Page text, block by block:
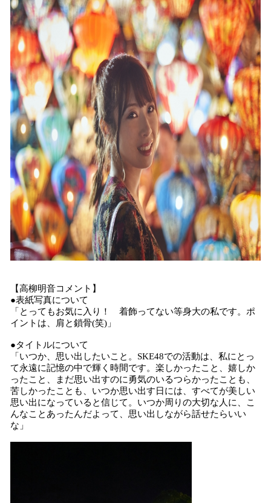
【高柳明音コメント】
●表紙写真について
「とってもお気に入り！ 着飾ってない等身大の私です。ポ
イントは、肩と鎖骨(笑)」
●タイトルについて
「いつか、思い出したいこと。SKE48での活動は、私にとっ
て永遠に記憶の中で輝く時間です。楽しかったこと、嬉しか
ったこと、まだ思い出すのに勇気のいるつらかったことも、
苦しかったことも、いつか思い出す日には、すべてが美しい
思い出になっていると信じて。いつか周りの大切な人に、こ
んなことあったんだよって、思い出しながら話せたらいい
な」